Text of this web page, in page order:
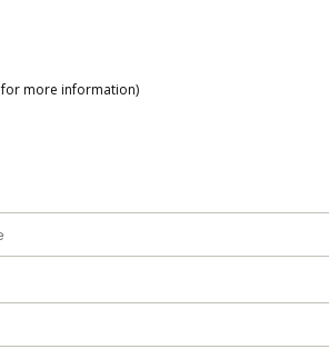
for more information)